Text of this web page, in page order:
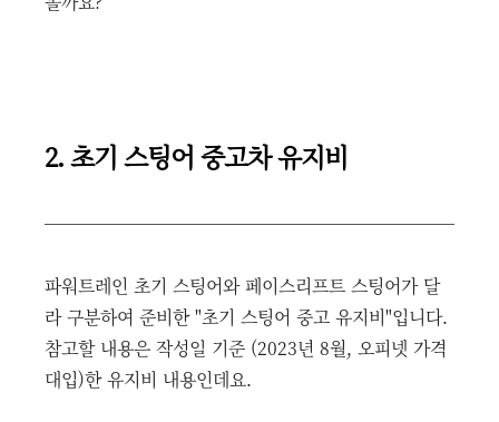
2. 초기 스팅어 중고차 유지비
파워트레인 초기 스팅어와 페이스리프트 스팅어가 달
라 구분하여 준비한 "초기 스팅어 중고 유지비"입니다.
참고할 내용은 작성일 기준 (2023년 8월, 오피넷 가격
대입)한 유지비 내용인데요.